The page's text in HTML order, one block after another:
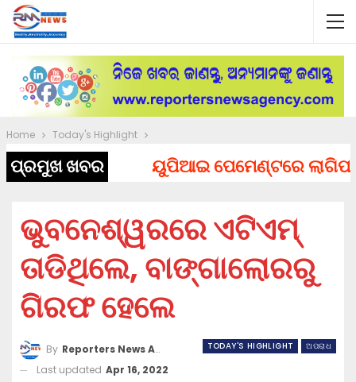
Home Today's Highlight
ପ୍ରମୁଖ ଖବର ୟୁପିଆଇ ପେମେଣ୍ଟରେ ଲାଗିପାରେ
ଭୁବନେଶ୍ୱରରେ ଏଟିଏମ୍
ତାଡିଥିଲେ, ବାଙ୍ଗାଲୋରରୁ
ଗିରଫ ହେଲେ
TODAY'S HIGHLIGHT ଅପରାଧ
By Reporters News Agency
Last updated Apr 16, 2022